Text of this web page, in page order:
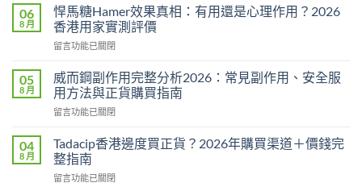
利
勁
用
法
量
完
整
教
幾
時
食
06
8 月
悍馬糖Hamer效果真相：有用還是心理作用？2026
香港用家實測評價
在
馬
糖
Hamer
效
真
相：
用
留言功能已關閉
05
8 月
威而鋼副作用完整分析2026：常見副作用、安全服
用方法與正貨購買指南
在
而
鋼
副
作
留言功能已關閉
04
8 月
Tadacip香港邊度買正貨？2026年購買渠道＋價錢完
整指南
在
留言功能已關閉